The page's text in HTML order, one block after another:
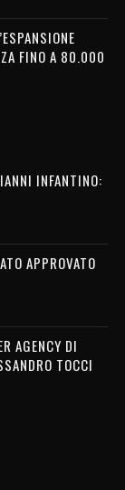
FINO A 80.000
INFANTINO:
APPROVATO
AGENCY DI
TOCCI